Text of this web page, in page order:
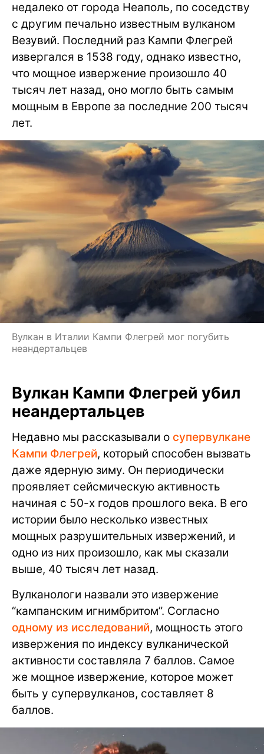
недалеко от города Неаполь, по соседству
с другим печально известным вулканом
Везувий. Последний раз Кампи Флегрей
извергался в 1538 году, однако известно,
что мощное извержение произошло 40
тысяч лет назад, оно могло быть самым
мощным в Европе за последние 200 тысяч
лет.
Вулкан в Италии Кампи Флегрей мог погубить
неандертальцев
Вулкан Кампи Флегрей убил
неандертальцев
Недавно мы рассказывали о супервулкане
Кампи Флегрей, который способен вызвать
даже ядерную зиму. Он периодически
проявляет сейсмическую активность
начиная с 50-х годов прошлого века. В его
истории было несколько известных
мощных разрушительных извержений, и
одно из них произошло, как мы сказали
выше, 40 тысяч лет назад.
Вулканологи назвали это извержение
“кампанским игнимбритом”. Согласно
одному из исследований, мощность этого
извержения по индексу вулканической
активности составляла 7 баллов. Самое
же мощное извержение, которое может
быть у супервулканов, составляет 8
баллов.